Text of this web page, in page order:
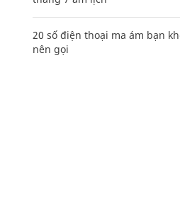
20 số điện thoại ma ám bạn
nên gọi